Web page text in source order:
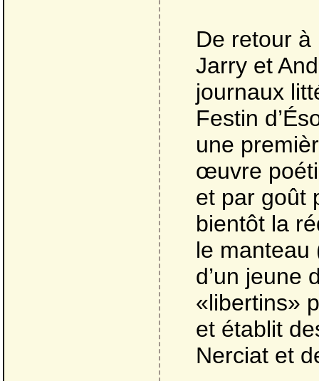
De retour à
Jarry et
journaux
Festin
une
œuvre
et par goût
bientôt la
le manteau
d’un jeune
«libertins»
et établit
Nerciat et